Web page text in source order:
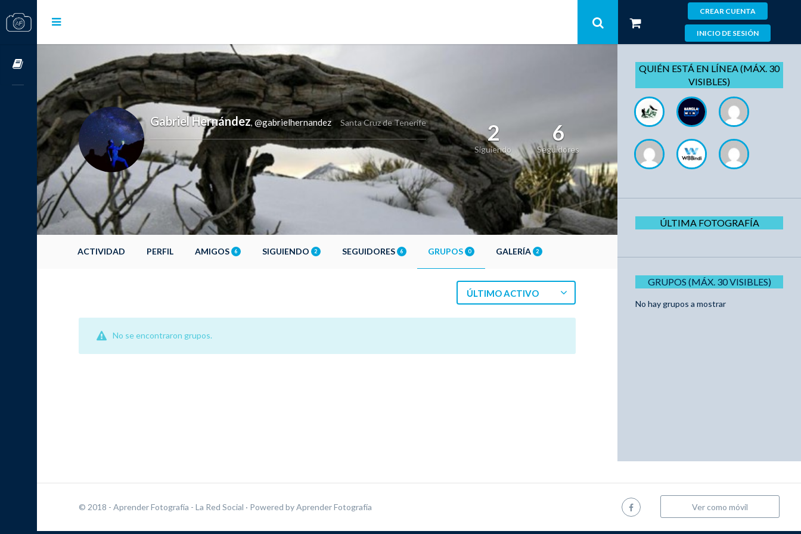
CREAR CUENTA
INICIO DE SESIÓN
Cursos OnLine
Gabriel Hernández, @gabrielhernandez Santa Cruz de Tenerife 2
Siguiendo
6
Seguidores
ACTIVIDAD PERFIL AMIGOS 6 SIGUIENDO 2 SEGUIDORES 6 GRUPOS 0 GALERÍA 2
ÚLTIMO ACTIVO
No se encontraron grupos.
QUIÉN ESTÁ EN LÍNEA (MÁX. 30
VISIBLES)
ÚLTIMA FOTOGRAFÍA
GRUPOS (MÁX. 30 VISIBLES)
No hay grupos a mostrar
© 2018 - Aprender Fotografía - La Red Social · Powered byAprender Fotografía